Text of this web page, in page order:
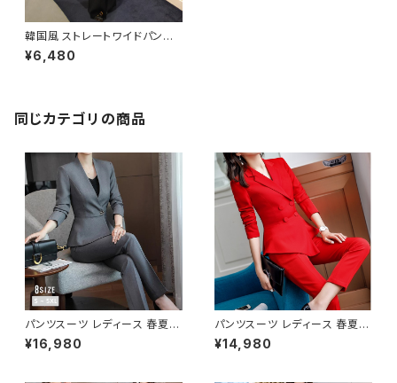
韓国風 ストレートワイドパンツ
C-PAW1003
¥6,480
同じカテゴリの商品
パンツスーツ レディース 春夏
秋冬 春 夏 秋 冬 黒 紺 スーツ
上下セット 2点セット ジャケット
¥16,980
パンツスーツ レディース 春夏
秋冬 春 夏 秋 冬 赤 黒 スーツ
上下セット 2点セット ジャケット
¥14,980